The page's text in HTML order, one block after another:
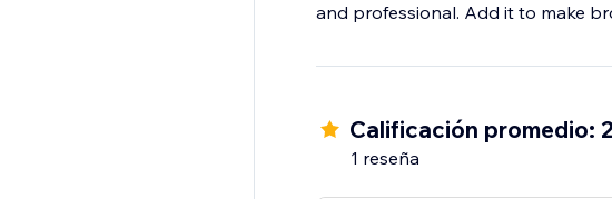
and professional. Add it to make
Calificación promedio:
1 reseña